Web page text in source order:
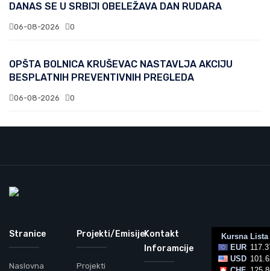
DANAS SE U SRBIJI OBELEŽAVA DAN RUDARA
06-08-2026 0
OPŠTA BOLNICA KRUŠEVAC NASTAVLJA AKCIJU
BESPLATNIH PREVENTIVNIH PREGLEDA
06-08-2026 0
Stranice
Naslovna
Projekti/Emisije
Projekti
Kontakt
Inforamcije